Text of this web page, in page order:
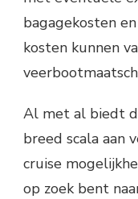
bagagekosten
kosten kunnen
Al met al biedt
breed scala aan
cruise
op zoek bent